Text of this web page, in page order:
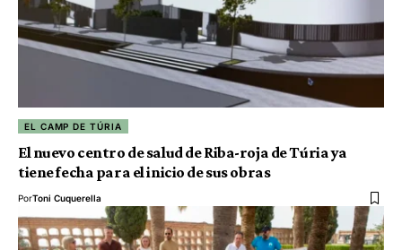
EL CAMP DE TÚRIA
El nuevo centro de salud de Riba-roja de Túria ya
tiene fecha para el inicio de sus obras
PorToni Cuquerella